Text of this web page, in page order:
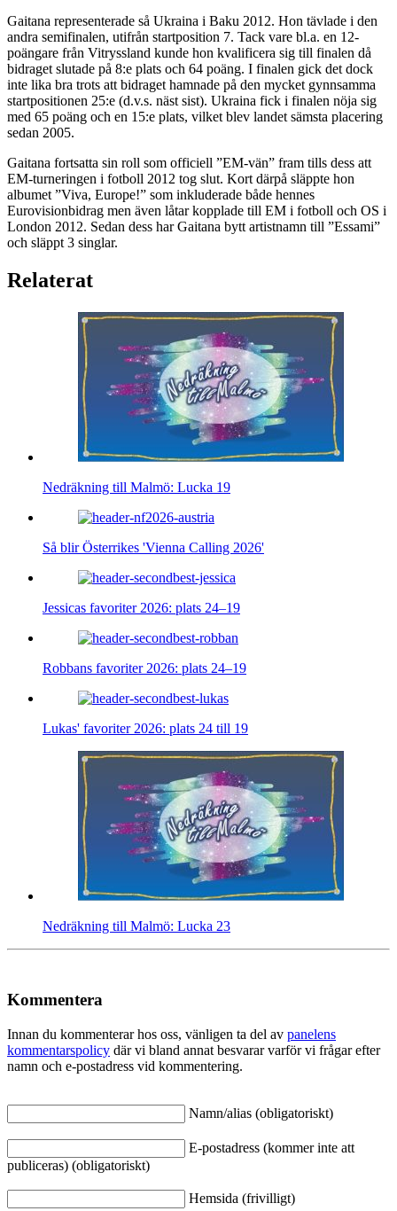
Gaitana representerade så Ukraina i Baku 2012. Hon tävlade i den
andra semifinalen, utifrån startposition 7. Tack vare bl.a. en 12-
poängare från Vitryssland kunde hon kvalificera sig till finalen då
bidraget slutade på 8:e plats och 64 poäng. I finalen gick det dock
inte lika bra trots att bidraget hamnade på den mycket gynnsamma
startpositionen 25:e (d.v.s. näst sist). Ukraina fick i finalen nöja sig
med 65 poäng och en 15:e plats, vilket blev landet sämsta placering
sedan 2005.
Gaitana fortsatta sin roll som officiell ”EM-vän” fram tills dess att
EM-turneringen i fotboll 2012 tog slut. Kort därpå släppte hon
albumet ”Viva, Europe!” som inkluderade både hennes
Eurovisionbidrag men även låtar kopplade till EM i fotboll och OS i
London 2012. Sedan dess har Gaitana bytt artistnamn till ”Essami”
och släppt 3 singlar.
Relaterat
Nedräkning till Malmö: Lucka 19
Så blir Österrikes 'Vienna Calling 2026'
Jessicas favoriter 2026: plats 24–19
Robbans favoriter 2026: plats 24–19
Lukas' favoriter 2026: plats 24 till 19
Nedräkning till Malmö: Lucka 23
Kommentera
Innan du kommenterar hos oss, vänligen ta del av panelens
kommentarspolicy där vi bland annat besvarar varför vi frågar efter
namn och e-postadress vid kommentering.
Namn/alias (obligatoriskt)
E-postadress (kommer inte att
publiceras) (obligatoriskt)
Hemsida (frivilligt)